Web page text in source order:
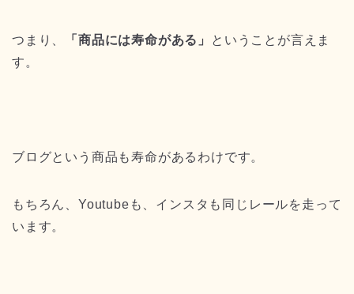
つまり、 「商品には寿命がある」
ということが言えま
す。
ブログという商品も寿命があるわけです。
もちろん、Youtubeも、インスタも同じレールを走って
います。